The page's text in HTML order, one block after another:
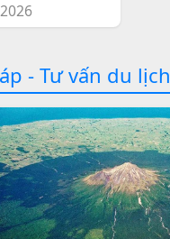
- Tư vấn du lịch